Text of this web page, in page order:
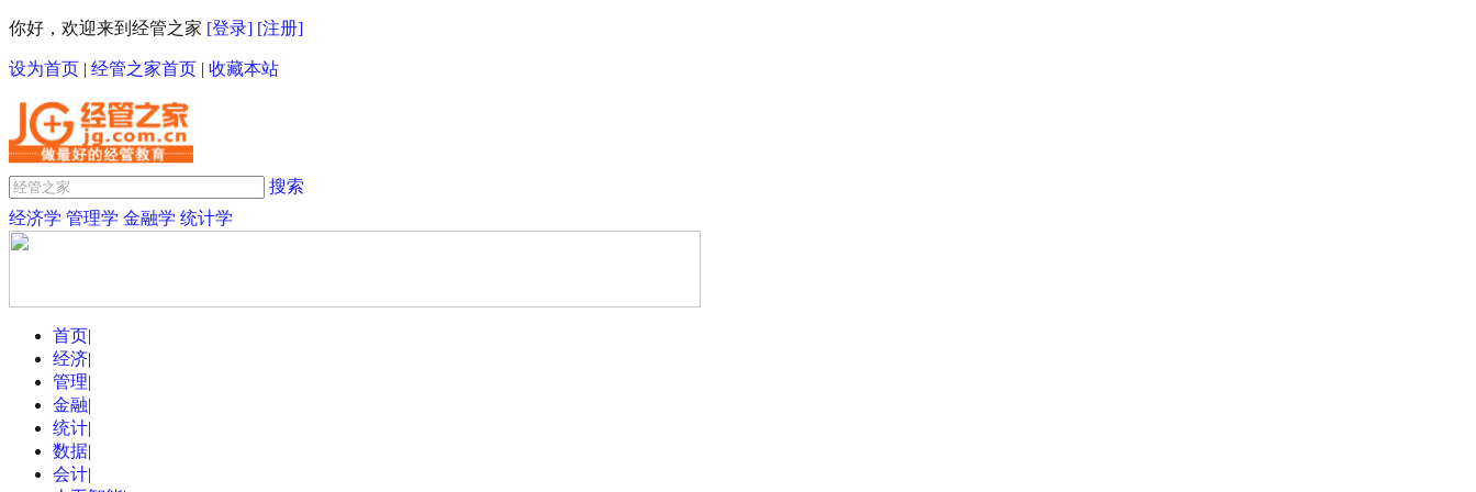
你好，欢迎来到经管之家 [登录] [注册]
设为首页 | 经管之家首页 | 收藏本站
搜索
经济学 管理学 金融学 统计学
首页|
经济|
管理|
金融|
统计|
数据|
会计|